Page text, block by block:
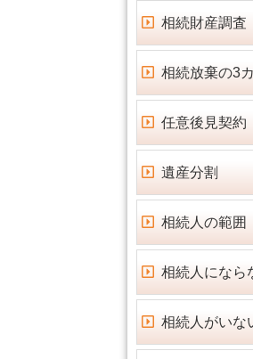
相続財産調査
相続放棄の3
任意後見契約
遺産分割
相続人の範囲
相続人になら
相続人がいな